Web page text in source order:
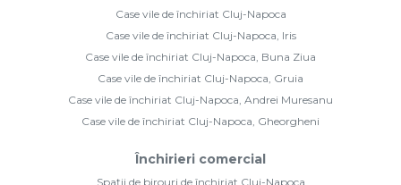
Case vile de închiriat Cluj-Napoca
Case vile de închiriat Cluj-Napoca, Iris
Case vile de închiriat Cluj-Napoca, Buna Ziua
Case vile de închiriat Cluj-Napoca, Gruia
Case vile de închiriat Cluj-Napoca, Andrei Muresanu
Case vile de închiriat Cluj-Napoca, Gheorgheni
Închirieri comercial
Spații de birouri de închiriat Cluj-Napoca